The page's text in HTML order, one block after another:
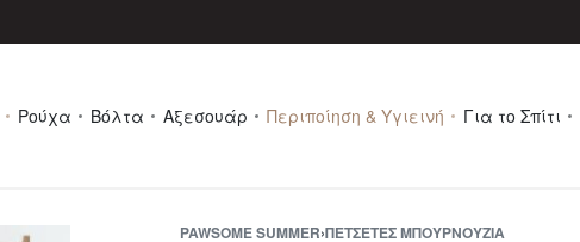
Ρούχα Βόλτα Αξεσουάρ Περιποίηση & Υγιεινή Για το Σπίτι
PAWSOME SUMMER›ΠΕΤΣΈΤΕΣ ΜΠΟΥΡΝΟΎΖΙΑ